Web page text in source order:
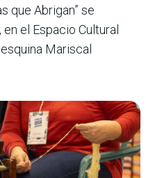
que Abrigan” se
el Espacio Cultural
Mariscal